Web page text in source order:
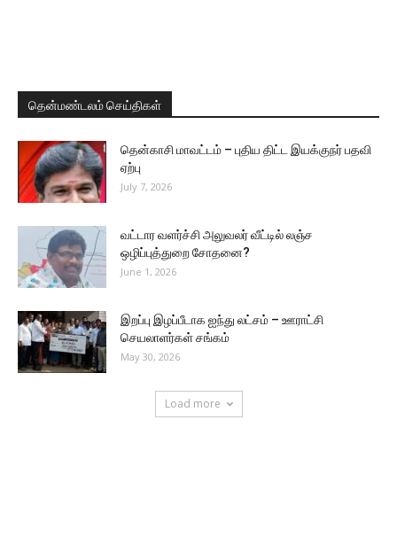
தென்மண்டலம் செய்திகள்
தென்காசி மாவட்டம் – புதிய திட்ட இயக்குநர் பதவி
ஏற்பு
July 7, 2026
வட்டார வளர்ச்சி அலுவலர் வீட்டில் லஞ்ச
ஒழிப்புத்துறை சோதனை?
June 1, 2026
இறப்பு இழப்பீடாக ஐந்து லட்சம் – ஊராட்சி
செயலாளர்கள் சங்கம்
May 30, 2026
Load more